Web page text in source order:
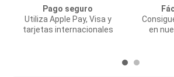
Pago seguro
Utiliza Apple Pay, Visa y
tarjetas internacionales
en